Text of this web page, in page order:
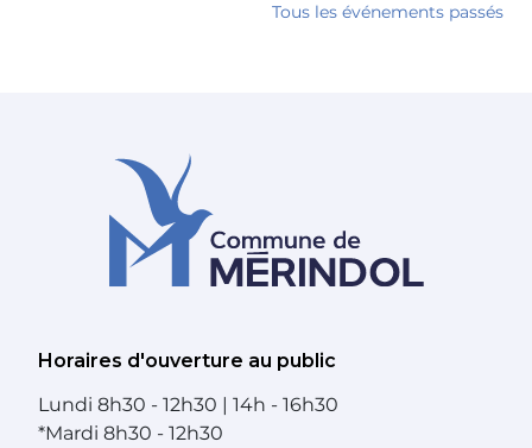
Tous les événements passés
Horaires d'ouverture au public
Lundi 8h30 - 12h30 | 14h - 16h30
*Mardi 8h30 - 12h30